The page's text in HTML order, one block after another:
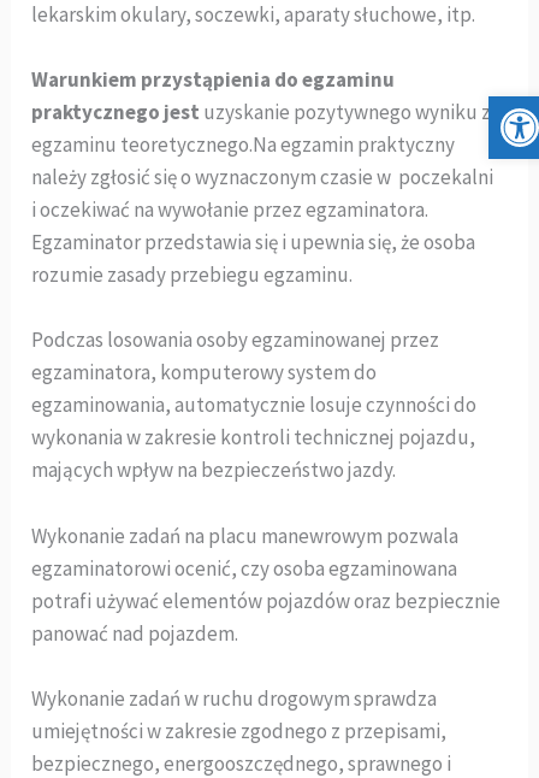
lekarskim okulary, soczewki, aparaty słuchowe, itp.
Warunkiem przystąpienia do egzaminu
praktycznego jest uzyskanie pozytywnego wyniku z
egzaminu teoretycznego.Na egzamin praktyczny
należy zgłosić się o wyznaczonym czasie w poczekalni
i oczekiwać na wywołanie przez egzaminatora.
Egzaminator przedstawia się i upewnia się, że osoba
rozumie zasady przebiegu egzaminu.
Podczas losowania osoby egzaminowanej przez
egzaminatora, komputerowy system do
egzaminowania, automatycznie losuje czynności do
wykonania w zakresie kontroli technicznej pojazdu,
mających wpływ na bezpieczeństwo jazdy.
Wykonanie zadań na placu manewrowym pozwala
egzaminatorowi ocenić, czy osoba egzaminowana
potrafi używać elementów pojazdów oraz bezpiecznie
panować nad pojazdem.
Wykonanie zadań w ruchu drogowym sprawdza
umiejętności w zakresie zgodnego z przepisami,
bezpiecznego, energooszczędnego, sprawnego i